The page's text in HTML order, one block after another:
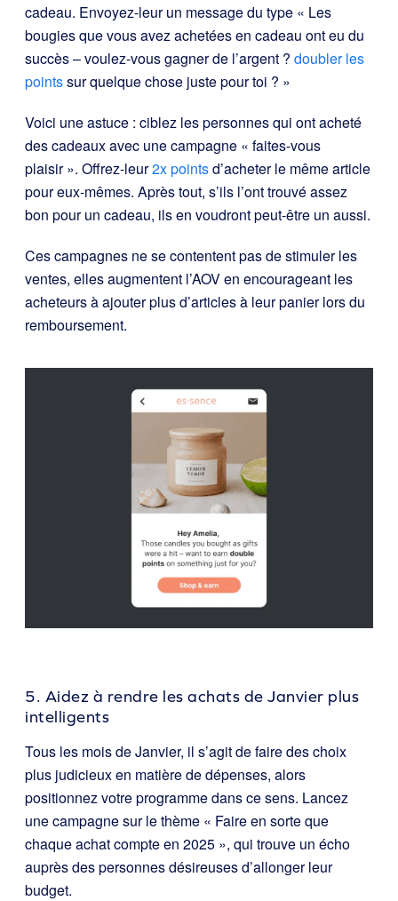
cadeau. Envoyez-leur un message du type « Les
bougies que vous avez achetées en cadeau ont eu du
succès – voulez-vous gagner de l’argent ? doubler les
pointssur quelque chose juste pour toi ? »
Voici une astuce : ciblez les personnes qui ont acheté
des cadeaux avec une campagne « faites-vous
plaisir ». Offrez-leur2x pointsd’acheter le même article
pour eux-mêmes. Après tout, s’ils l’ont trouvé assez
bon pour un cadeau, ils en voudront peut-être un aussi.
Ces campagnes ne se contentent pas de stimuler les
ventes, elles augmentent l’AOV en encourageant les
acheteurs à ajouter plus d’articles à leur panier lors du
remboursement.
5. Aidez à rendre les achats de Janvier plus
intelligents
Tous les mois de Janvier, il s’agit de faire des choix
plus judicieux en matière de dépenses, alors
positionnez votre programme dans ce sens. Lancez
une campagne sur le thème « Faire en sorte que
chaque achat compte en 2025 », qui trouve un écho
auprès des personnes désireuses d’allonger leur
budget.